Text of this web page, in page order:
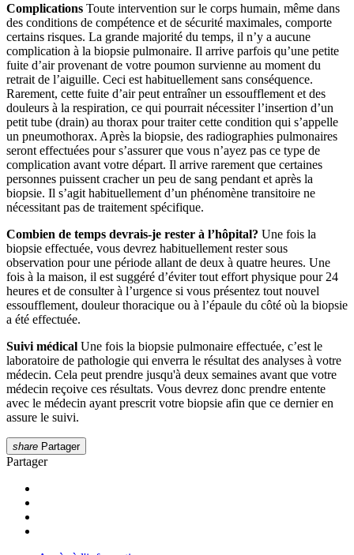
Complications Toute intervention sur le corps humain, même dans
des conditions de compétence et de sécurité maximales, comporte
certains risques. La grande majorité du temps, il n’y a aucune
complication à la biopsie pulmonaire. Il arrive parfois qu’une petite
fuite d’air provenant de votre poumon survienne au moment du
retrait de l’aiguille. Ceci est habituellement sans conséquence.
Rarement, cette fuite d’air peut entraîner un essoufflement et des
douleurs à la respiration, ce qui pourrait nécessiter l’insertion d’un
petit tube (drain) au thorax pour traiter cette condition qui s’appelle
un pneumothorax. Après la biopsie, des radiographies pulmonaires
seront effectuées pour s’assurer que vous n’ayez pas ce type de
complication avant votre départ. Il arrive rarement que certaines
personnes puissent cracher un peu de sang pendant et après la
biopsie. Il s’agit habituellement d’un phénomène transitoire ne
nécessitant pas de traitement spécifique.
Combien de temps devrais-je rester à l’hôpital? Une fois la
biopsie effectuée, vous devrez habituellement rester sous
observation pour une période allant de deux à quatre heures. Une
fois à la maison, il est suggéré d’éviter tout effort physique pour 24
heures et de consulter à l’urgence si vous présentez tout nouvel
essoufflement, douleur thoracique ou à l’épaule du côté où la biopsie
a été effectuée.
Suivi médical Une fois la biopsie pulmonaire effectuée, c’est le
laboratoire de pathologie qui enverra le résultat des analyses à votre
médecin. Cela peut prendre jusqu'à deux semaines avant que votre
médecin reçoive ces résultats. Vous devrez donc prendre entente
avec le médecin ayant prescrit votre biopsie afin que ce dernier en
assure le suivi.
share Partager
Partager